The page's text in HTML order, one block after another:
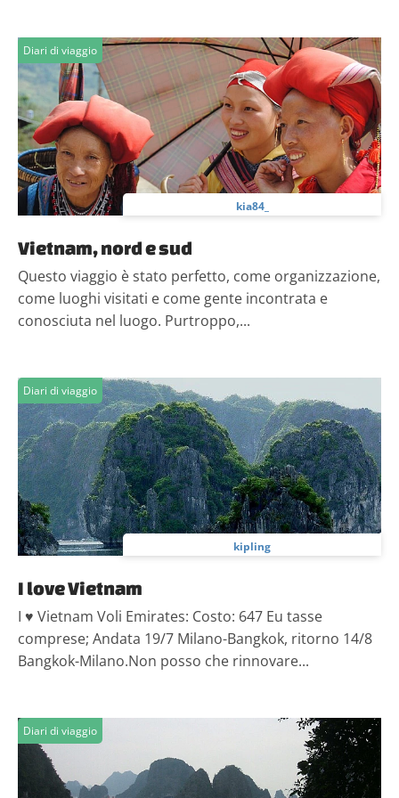
con altre informazioni che hai fornito loro o che hanno
raccolto dal tuo utilizzo dei loro servizi.
Diari di viaggio
kia84_
Vietnam, nord e sud
Questo viaggio è stato perfetto, come organizzazione,
come luoghi visitati e come gente incontrata e
conosciuta nel luogo. Purtroppo,...
Diari di viaggio
kipling
I love Vietnam
I ♥ Vietnam Voli Emirates: Costo: 647 Eu tasse
comprese; Andata 19/7 Milano-Bangkok, ritorno 14/8
Bangkok-Milano.Non posso che rinnovare...
Diari di viaggio